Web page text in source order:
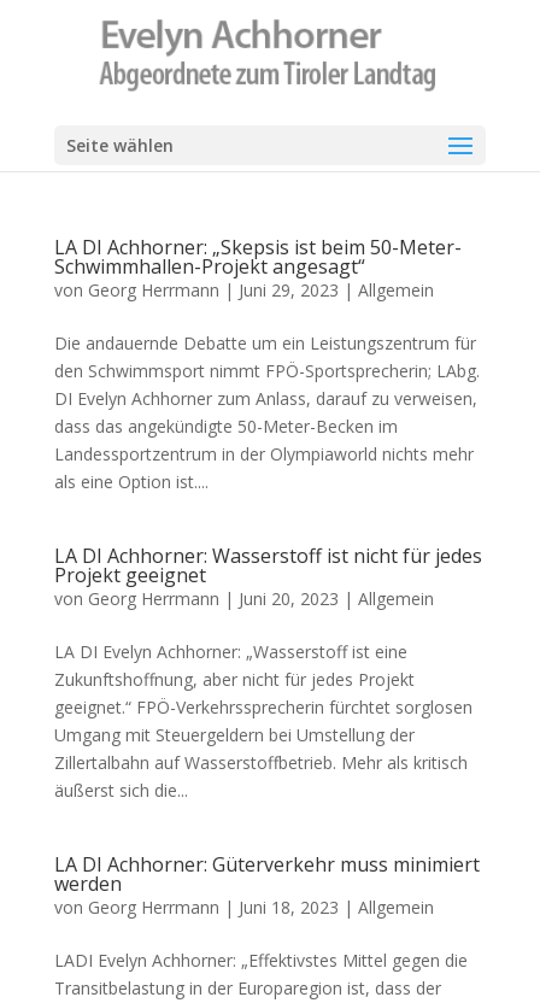
Seite wählen
LA DI Achhorner: „Skepsis ist beim 50-Meter-
Schwimmhallen-Projekt angesagt“
von Georg Herrmann | Juni 29, 2023 | Allgemein
Die andauernde Debatte um ein Leistungszentrum für
den Schwimmsport nimmt FPÖ-Sportsprecherin; LAbg.
DI Evelyn Achhorner zum Anlass, darauf zu verweisen,
dass das angekündigte 50-Meter-Becken im
Landessportzentrum in der Olympiaworld nichts mehr
als eine Option ist....
LA DI Achhorner: Wasserstoff ist nicht für jedes
Projekt geeignet
von Georg Herrmann | Juni 20, 2023 | Allgemein
LA DI Evelyn Achhorner: „Wasserstoff ist eine
Zukunftshoffnung, aber nicht für jedes Projekt
geeignet.“ FPÖ-Verkehrssprecherin fürchtet sorglosen
Umgang mit Steuergeldern bei Umstellung der
Zillertalbahn auf Wasserstoffbetrieb. Mehr als kritisch
äußerst sich die...
LA DI Achhorner: Güterverkehr muss minimiert
werden
von Georg Herrmann | Juni 18, 2023 | Allgemein
LADI Evelyn Achhorner: „Effektivstes Mittel gegen die
Transitbelastung in der Europaregion ist, dass der